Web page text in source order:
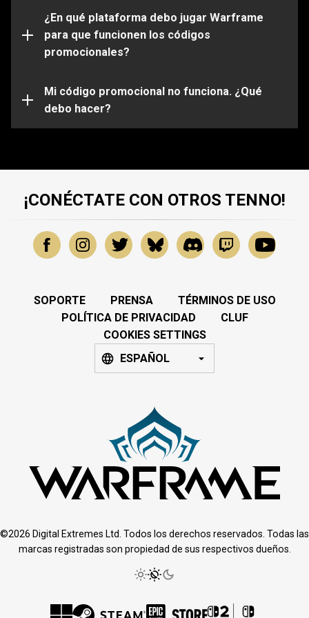
¿En qué plataforma debo jugar Warframe
para que funcionen los códigos
promocionales?
funcionarán en determinadas plataformas. Asegúrate
de iniciar sesión en tu cuenta de Warframe que esta
vinculada a la plataforma de tu elección.
Mi código promocional no funciona. ¿Qué
debo hacer?
Es posible que tu código promocional haya expirado o
problemas específicos, envía una solicitud a nuestro
equipo de atención al cliente
¡CONÉCTATE CON OTROS TENNO!
SOPORTE PRENSA
TÉRMINOS DE USO
POLÍTICA DE PRIVACIDAD
CLUF
COOKIES SETTINGS
ESPAÑOL
©2026 Digital Extremes Ltd. Todos los derechos reservados. Todas las
marcas registradas son propiedad de sus respectivos dueños.